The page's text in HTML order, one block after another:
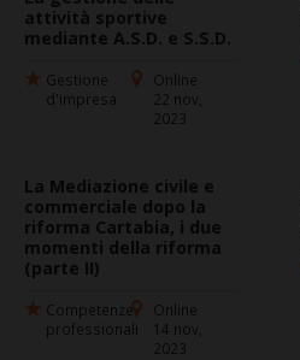
attività sportive
mediante A.S.D. e S.S.D.
Gestione
d'impresa
Online
22 nov,
2023
La Mediazione civile e
commerciale dopo la
riforma Cartabia, i due
momenti della riforma
(parte II)
Competenze
professionali
Online
14 nov,
2023